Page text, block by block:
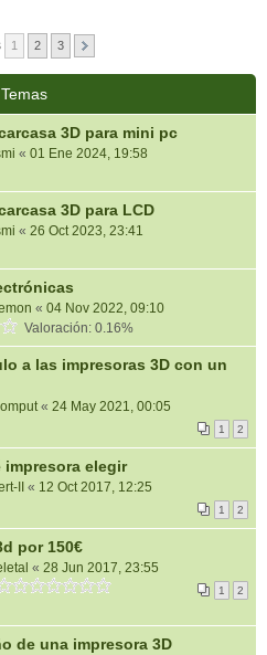
1 2 3
Temas
3D para mini pc
« 01 Ene 2024, 19:58
3D para LCD
« 26 Oct 2023, 23:41
« 04 Nov 2022, 09:10
Valoración: 0.16%
a las impresoras 3D con un
« 24 May 2021, 00:05
1 2
impresora elegir
II « 12 Oct 2017, 12:25
1 2
por 150€
« 28 Jun 2017, 23:55
1 2
de una impresora 3D